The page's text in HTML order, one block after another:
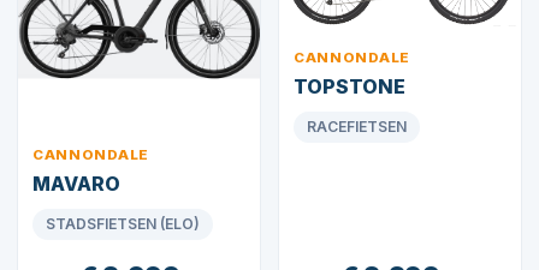
CANNONDALE
MAVARO
STADSFIETSEN (ELO)
CANNONDALE
TOPSTONE
RACEFIETSEN